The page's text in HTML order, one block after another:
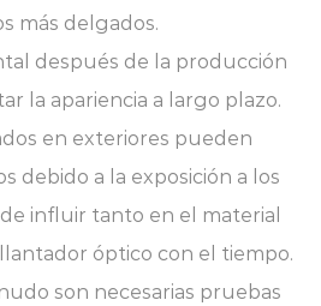
más delgados.
después de la producción
la apariencia a largo plazo.
en exteriores pueden
debido a la exposición a los
influir tanto en el material
óptico con el tiempo.
son necesarias pruebas